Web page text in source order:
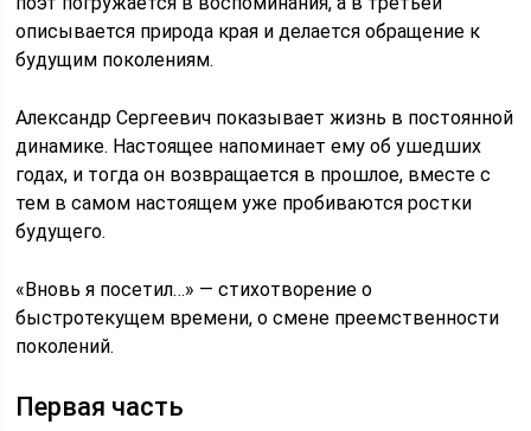
описывается природа края и делается обращение к
будущим поколениям.
Александр Сергеевич показывает жизнь в постоянной
динамике. Настоящее напоминает ему об ушедших
годах, и тогда он возвращается в прошлое, вместе с
тем в самом настоящем уже пробиваются ростки
будущего.
«Вновь я посетил…» — стихотворение о
быстротекущем времени, о смене преемственности
поколений.
Первая часть